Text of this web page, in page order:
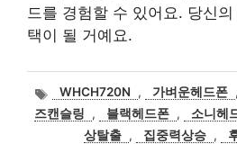
드를 경험할 수 있어요. 당신
택이 될 거예요.
태
그
WHCH720N , 가벼운헤드폰 ,
즈캔슬링
, 블랙헤드폰 , 소니헤
상탈출 , 집중력상승 ,